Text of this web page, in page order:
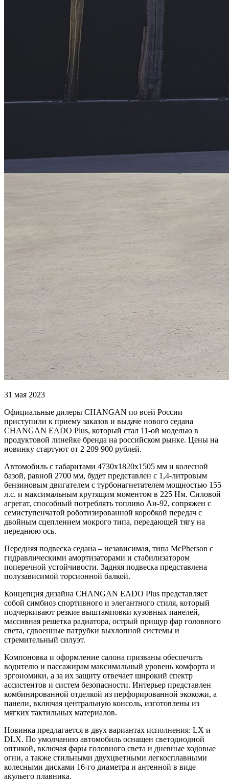
31 мая 2023
Официальные дилеры CHANGAN по всей России
приступили к приему заказов и выдаче нового седана
CHANGAN EADO Plus, который стал 11-ой моделью в
продуктовой линейке бренда на российском рынке. Цены на
новинку стартуют от 2 209 900 рублей.
Автомобиль с габаритами 4730х1820х1505 мм и колесной
базой, равной 2700 мм, будет представлен с 1,4-литровым
бензиновым двигателем с турбонагнетателем мощностью 155
л.с. и максимальным крутящим моментом в 225 Нм. Силовой
агрегат, способный потреблять топливо Аи-92, сопряжен с
семиступенчатой роботизированной коробкой передач с
двойным сцеплением мокрого типа, передающей тягу на
переднюю ось.
Передняя подвеска седана – независимая, типа McPherson с
гидравлическими амортизаторами и стабилизатором
поперечной устойчивости. Задняя подвеска представлена
полузависимой торсионной балкой.
Концепция дизайна CHANGAN EADO Plus представляет
собой симбиоз спортивного и элегантного стиля, который
подчеркивают резкие выштамповки кузовных панелей,
массивная решетка радиатора, острый прищур фар головного
света, сдвоенные патрубки выхлопной системы и
стремительный силуэт.
Компоновка и оформление салона призваны обеспечить
водителю и пассажирам максимальный уровень комфорта и
эргономики, а за их защиту отвечает широкий спектр
ассистентов и систем безопасности. Интерьер представлен
комбинированной отделкой из перфорированной экокожи, а
панели, включая центральную консоль, изготовлены из
мягких тактильных материалов.
Новинка предлагается в двух вариантах исполнения: LX и
DLX. По умолчанию автомобиль оснащен светодиодной
оптикой, включая фары головного света и дневные ходовые
огни, а также стильными двухцветными легкосплавными
колесными дисками 16-го диаметра и антенной в виде
акульего плавника.